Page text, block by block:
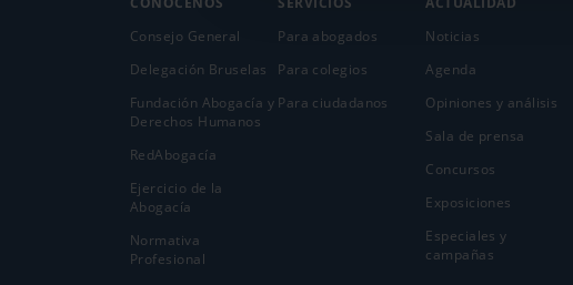
Consejo General
Delegación Bruselas
Fundación Abogacía y
Derechos Humanos
RedAbogacía
Ejercicio de la
Abogací­a
Normativa
Profesional
Para abogados
Para colegios
Para ciudadanos
Noticias
Agenda
Opiniones y análisis
Sala de prensa
Concursos
Exposiciones
Especiales y
campañas